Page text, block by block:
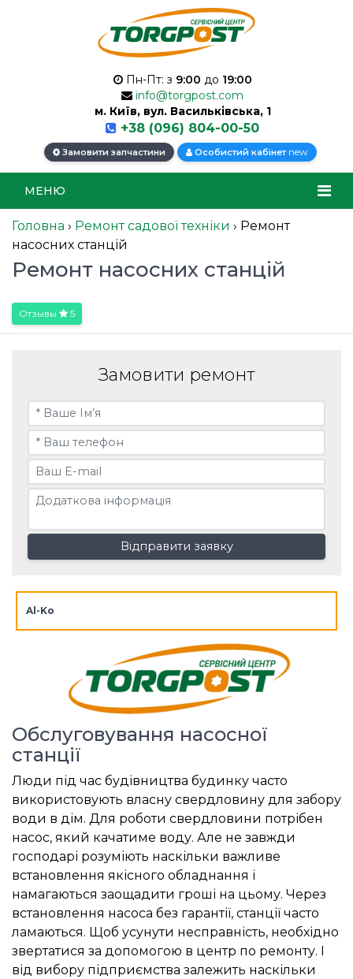
Пн-Пт: з 9:00 до 19:00
info@torgpost.com
м. Київ, вул. Васильківська, 1
+38 (096) 804-00-50
Замовити запчастини Особистий кабінет new
МЕНЮ
Головна › Ремонт садової техніки › Ремонт
насосних станцій
Ремонт насосних станцій
Отзывы 5
Al-Ko
Обслуговування насосної
станції
Люди під час будівництва будинку часто
використовують власну свердловину для забору
води в дім. Для роботи свердловини потрібен
насос, який качатиме воду. Але не завжди
господарі розуміють наскільки важливе
встановлення якісного обладнання і
намагаються заощадити гроші на цьому. Через
встановлення насоса без гарантії, станції часто
ламаються. Щоб усунути несправність, необхідно
звертатися за допомогою в центр по ремонту. І
від вибору підприємства залежить наскільки
Замовити ремонт
Відправити заявку